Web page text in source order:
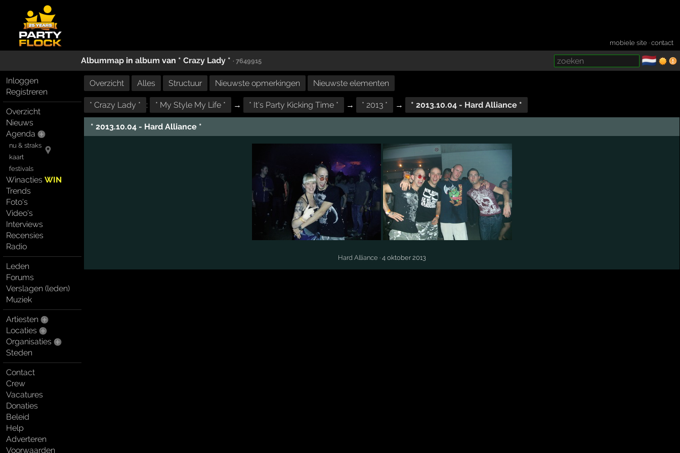
mobiele site ·contact
Albummap in album van * Crazy Lady * · 7649915 🇳🇱
Inloggen
Registreren
Overzicht
Nieuws
Agenda
nu & straks
kaart
festivals
WinactiesWIN
Trends
Foto's
Video's
Interviews
Recensies
Radio
Leden
Forums
Verslagen (leden)
Muziek
Artiesten
Locaties
Organisaties
Steden
Contact
Crew
Vacatures
Donaties
Beleid
Help
Adverteren
Voorwaarden
Overzicht Alles Structuur Nieuwste opmerkingen Nieuwste elementen
* Crazy Lady * : * My Style My Life * → * It's Party Kicking Time * → * 2013 * → * 2013.10.04 - Hard Alliance *
* 2013.10.04 - Hard Alliance *
Hard Alliance · 4 oktober 2013